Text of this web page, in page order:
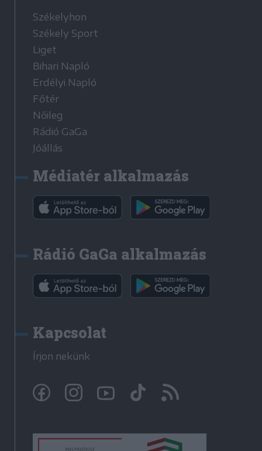
Székelyhon
Székely Sport
Liget
Bihari Napló
Erdélyi Napló
Főtér
Nőileg
Rádió GaGa
Jóállás
Médiatér alkalmazás
Rádió GaGa alkalmazás
Kapcsolat
Írjon nekünk